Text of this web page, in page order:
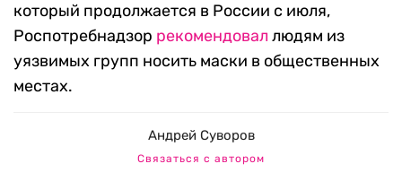
который продолжается в России с июля,
Роспотребнадзор рекомендовал людям из
уязвимых групп носить маски в общественных
местах.
Андрей Суворов
Связаться с автором